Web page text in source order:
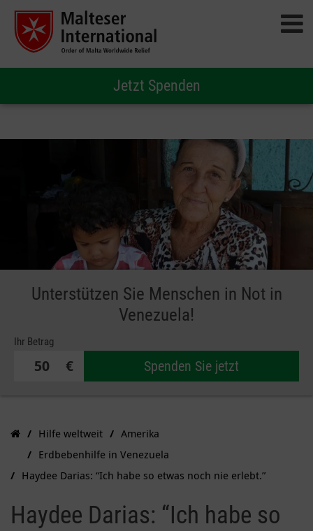
Jetzt Spenden
Unterstützen Sie Menschen in Not in
Venezuela!
Ihr Betrag
€ Spenden Sie jetzt
Hilfe weltweit
Amerika
Erdbebenhilfe in Venezuela
Haydee Darias: “Ich habe so etwas noch nie erlebt.”
Haydee Darias: “Ich habe so